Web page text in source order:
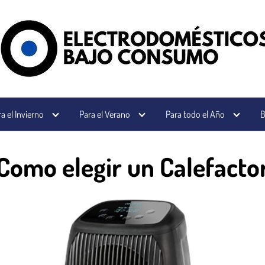
el Invierno Para el Verano Para todo el Año
elegir un